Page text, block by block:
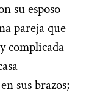
su esposo
pareja que
complicada
sus brazos;